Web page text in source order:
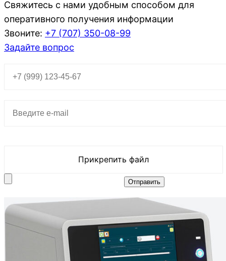
Свяжитесь с нами удобным способом для
оперативного получения информации
Звоните: +7 (707) 350-08-99
Задайте вопрос
Прикрепить файл